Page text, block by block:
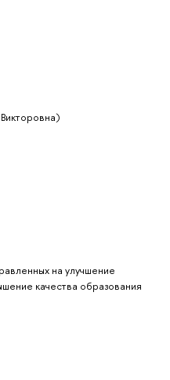
на улучшение
качества образования